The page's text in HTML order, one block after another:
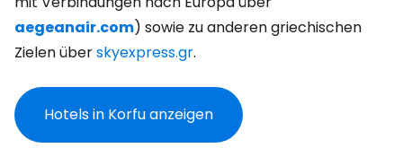
aegeanair.com) sowie zu anderen griechischen
Zielen überskyexpress.gr.
Hotels in Korfu anzeigen